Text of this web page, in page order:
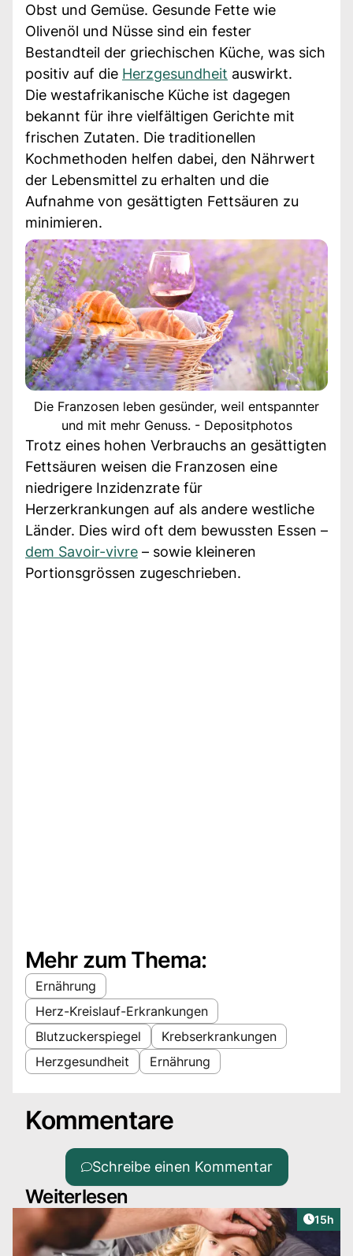
Obst und Gemüse. Gesunde Fette wie
Olivenöl und Nüsse sind ein fester
Bestandteil der griechischen Küche, was sich
positiv auf die Herzgesundheit auswirkt.
Die westafrikanische Küche ist dagegen
bekannt für ihre vielfältigen Gerichte mit
frischen Zutaten. Die traditionellen
Kochmethoden helfen dabei, den Nährwert
der Lebensmittel zu erhalten und die
Aufnahme von gesättigten Fettsäuren zu
minimieren.
Die Franzosen leben gesünder, weil entspannter
und mit mehr Genuss. - Depositphotos
Trotz eines hohen Verbrauchs an gesättigten
Fettsäuren weisen die Franzosen eine
niedrigere Inzidenzrate für
Herzerkrankungen auf als andere westliche
Länder. Dies wird oft dem bewussten Essen –
dem Savoir-vivre – sowie kleineren
Portionsgrössen zugeschrieben.
Mehr zum Thema:
Ernährung
Herz-Kreislauf-Erkrankungen
Blutzuckerspiegel
Krebserkrankungen
Herzgesundheit
Ernährung
Kommentare
Schreibe einen Kommentar
Weiterlesen
Artikel
15h